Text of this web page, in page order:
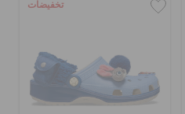
تخفيضات